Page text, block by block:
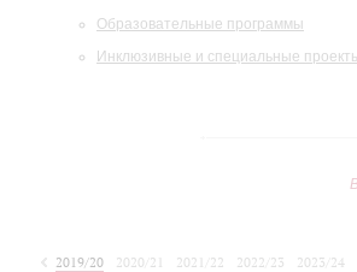
Образовательные программы
Инклюзивные и специальные
2019/20 2020/21 2021/22 2022/23
2023/24